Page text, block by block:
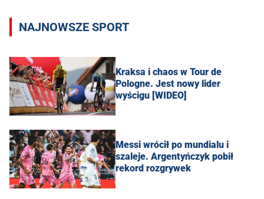
NAJNOWSZE SPORT
Kraksa i chaos w Tour de
Pologne. Jest nowy lider
wyścigu [WIDEO]
Messi wrócił po mundialu i
szaleje. Argentyńczyk pobił
rekord rozgrywek